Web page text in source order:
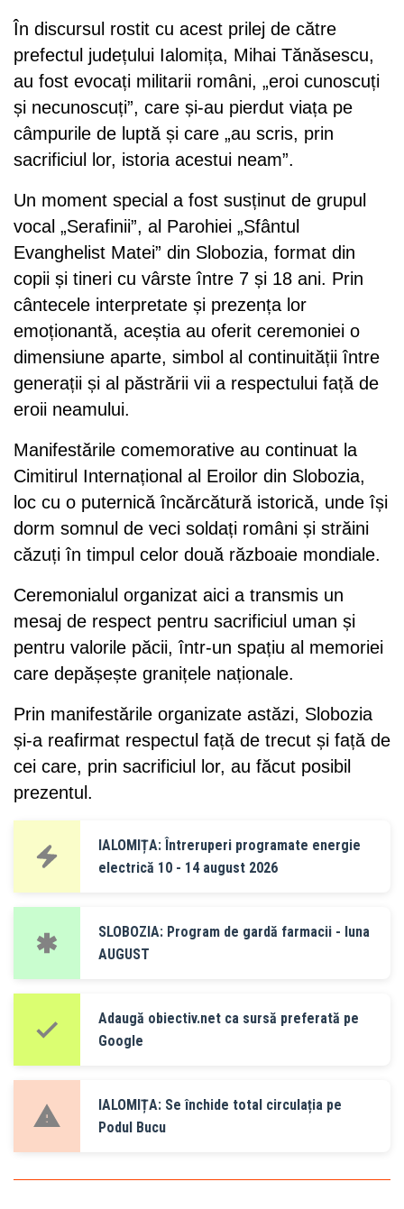
În discursul rostit cu acest prilej de către
prefectul județului Ialomița, Mihai Tănăsescu,
au fost evocați militarii români, „eroi cunoscuți
și necunoscuți”, care și-au pierdut viața pe
câmpurile de luptă și care „au scris, prin
sacrificiul lor, istoria acestui neam”.
Un moment special a fost susținut de grupul
vocal „Serafinii”, al Parohiei „Sfântul
Evanghelist Matei” din Slobozia, format din
copii și tineri cu vârste între 7 și 18 ani. Prin
cântecele interpretate și prezența lor
emoționantă, aceștia au oferit ceremoniei o
dimensiune aparte, simbol al continuității între
generații și al păstrării vii a respectului față de
eroii neamului.
Manifestările comemorative au continuat la
Cimitirul Internațional al Eroilor din Slobozia,
loc cu o puternică încărcătură istorică, unde își
dorm somnul de veci soldați români și străini
căzuți în timpul celor două războaie mondiale.
Ceremonialul organizat aici a transmis un
mesaj de respect pentru sacrificiul uman și
pentru valorile păcii, într-un spațiu al memoriei
care depășește granițele naționale.
Prin manifestările organizate astăzi, Slobozia
și-a reafirmat respectul față de trecut și față de
cei care, prin sacrificiul lor, au făcut posibil
prezentul.
IALOMIȚA: Întreruperi programate energie
electrică 10 - 14 august 2026
SLOBOZIA: Program de gardă farmacii - luna
AUGUST
Adaugă obiectiv.net ca sursă preferată pe
Google
IALOMIȚA: Se închide total circulația pe
Podul Bucu